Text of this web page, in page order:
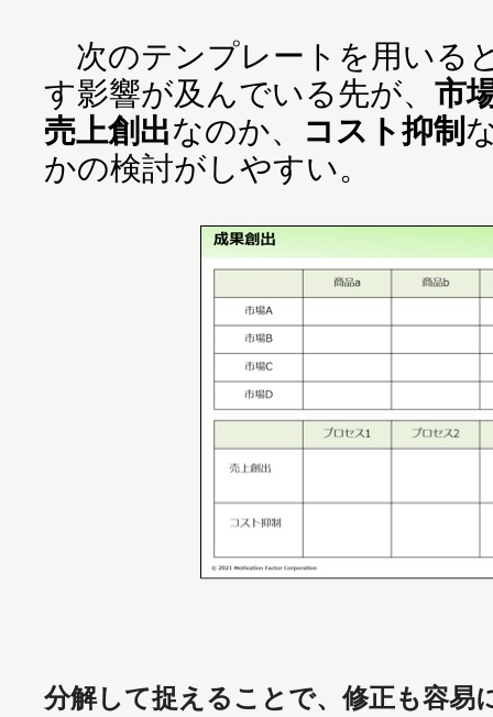
次のテンプレートを用いる
す影響が及んでいる先が、 市
売上創出なのか、 コスト抑制
かの検討がしやすい。
分解して捉えることで、修正も容易